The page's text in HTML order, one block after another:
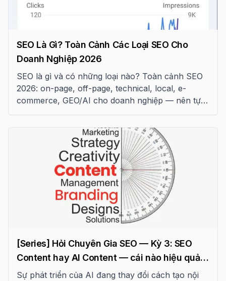
SEO Là Gì? Toàn Cảnh Các Loại SEO Cho
Doanh Nghiệp 2026
SEO là gì và có những loại nào? Toàn cảnh SEO
2026: on-page, off-page, technical, local, e-
commerce, GEO/AI cho doanh nghiệp — nên tự
[Series] Hỏi Chuyên Gia SEO — Kỳ 3: SEO
Content hay AI Content — cái nào hiệu quả
2026
Sự phát triển của AI đang thay đổi cách tạo nội